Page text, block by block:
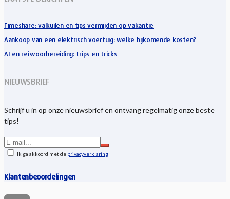
Timeshare: valkuilen en tips vermijden op vakantie
Aankoop van een elektrisch voertuig: welke bijkomende kosten?
AI en reisvoorbereiding: trips en tricks
NIEUWSBRIEF
Schrijf u in op onze nieuwsbrief en ontvang regelmatig onze beste
tips!
Ik ga akkoord met de privacyverklaring
Klantenbeoordelingen